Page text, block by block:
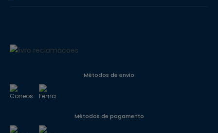
Métodos de envio
Métodos de pagamento